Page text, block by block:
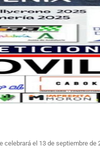
celebrará el 13 de septiembre de